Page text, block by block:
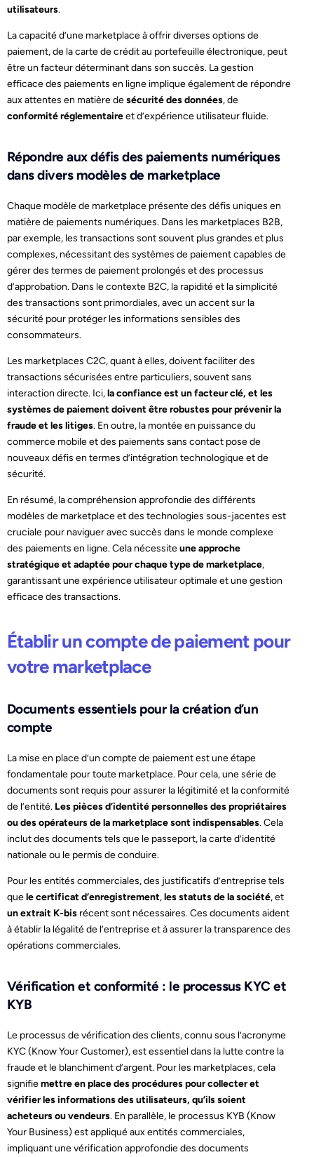
utilisateurs.
La capacité d’une marketplace à offrir diverses options de
paiement, de la carte de crédit au portefeuille électronique, peut
être un facteur déterminant dans son succès. La gestion
efficace des paiements en ligne implique également de répondre
aux attentes en matière desécurité des données, de
conformité réglementaireet d’expérience utilisateur fluide.
Répondre aux défis des paiements numériques
dans divers modèles de marketplace
Chaque modèle de marketplace présente des défis uniques en
matière de paiements numériques. Dans les marketplaces B2B,
par exemple, les transactions sont souvent plus grandes et plus
complexes, nécessitant des systèmes de paiement capables de
gérer des termes de paiement prolongés et des processus
d’approbation. Dans le contexte B2C, la rapidité et la simplicité
des transactions sont primordiales, avec un accent sur la
sécurité pour protéger les informations sensibles des
consommateurs.
Les marketplaces C2C, quant à elles, doivent faciliter des
transactions sécurisées entre particuliers, souvent sans
interaction directe. Ici,la confiance est un facteur clé, et les
systèmes de paiement doivent être robustes pour prévenir la
fraude et les litiges. En outre, la montée en puissance du
commerce mobile et des paiements sans contact pose de
nouveaux défis en termes d’intégration technologique et de
sécurité.
En résumé, la compréhension approfondie des différents
modèles de marketplace et des technologies sous-jacentes est
cruciale pour naviguer avec succès dans le monde complexe
des paiements en ligne. Cela nécessiteune approche
stratégique et adaptée pour chaque type de marketplace,
garantissant une expérience utilisateur optimale et une gestion
efficace des transactions.
Établir un compte de paiement pour
votre marketplace
Documents essentiels pour la création d’un
compte
La mise en place d’un compte de paiement est une étape
fondamentale pour toute marketplace. Pour cela, une série de
documents sont requis pour assurer la légitimité et la conformité
de l’entité. Les pièces d’identité personnelles des propriétaires
ou des opérateurs de la marketplace sont indispensables. Cela
inclut des documents tels que le passeport, la carte d’identité
nationale ou le permis de conduire.
Pour les entités commerciales, des justificatifs d’entreprise tels
quele certificat d’enregistrement,les statuts de la société, et
un extrait K-bis récent sont nécessaires. Ces documents aident
à établir la légalité de l’entreprise et à assurer la transparence des
opérations commerciales.
Vérification et conformité : le processus KYC et
KYB
Le processus de vérification des clients, connu sous l’acronyme
KYC (Know Your Customer), est essentiel dans la lutte contre la
fraude et le blanchiment d’argent. Pour les marketplaces, cela
signifiemettre en place des procédures pour collecter et
vérifier les informations des utilisateurs, qu’ils soient
acheteurs ou vendeurs. En parallèle, le processus KYB (Know
Your Business) est appliqué aux entités commerciales,
impliquant une vérification approfondie des documents